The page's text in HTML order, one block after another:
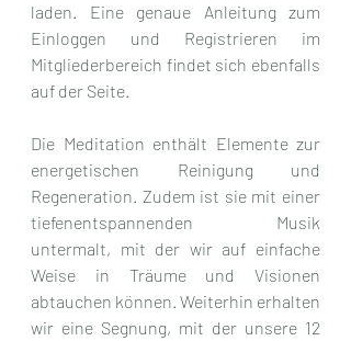
laden. Eine genaue Anleitung zum
Einloggen und Registrieren im
Mitgliederbereich findet sich ebenfalls
auf der Seite.
Die Meditation enthält Elemente zur
energetischen Reinigung und
Regeneration. Zudem ist sie mit einer
tiefenentspannenden Musik
untermalt, mit der wir auf einfache
Weise in Träume und Visionen
abtauchen können. Weiterhin erhalten
wir eine Segnung, mit der unsere 12